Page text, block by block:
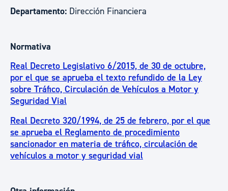
Departamento: Dirección Financiera
Normativa
Real Decreto Legislativo 6/2015, de 30 de octubre,
por el que se aprueba el texto refundido de la Ley
sobre Tráfico, Circulación de Vehículos a Motor y
Seguridad Vial
Real Decreto 320/1994, de 25 de febrero, por el que
se aprueba el Reglamento de procedimiento
sancionador en materia de tráfico, circulación de
vehículos a motor y seguridad vial